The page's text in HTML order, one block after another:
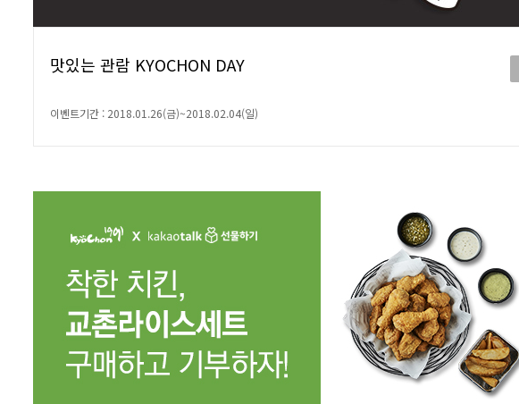
맛있는 관람 KYOCHON DAY
이벤트기간 : 2018.01.26(금)~2018.02.04(일)